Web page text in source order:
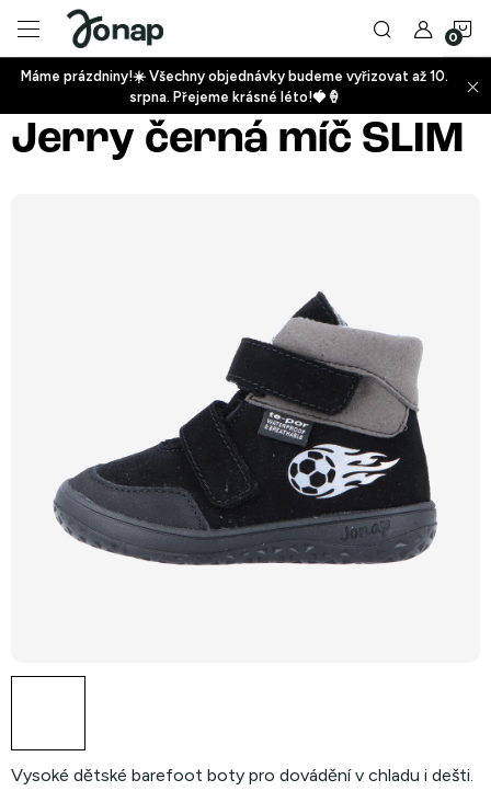
obsah
+
Máme prázdniny!☀️ Všechny objednávky budeme vyřizovat až 10.
srpna. Přejeme krásné léto!🍓🍦
Jerry černá míč SLIM
Vysoké dětské barefoot boty pro dovádění v chladu i dešti.